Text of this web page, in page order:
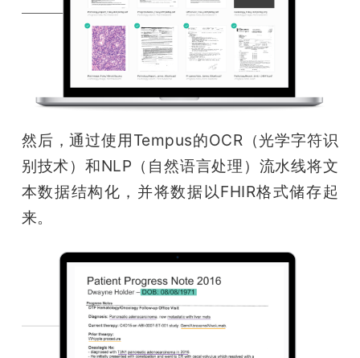
然后，通过使用Tempus的OCR（光学字符识
别技术）和NLP（自然语言处理）流水线将文
本数据结构化，并将数据以FHIR格式储存起
来。